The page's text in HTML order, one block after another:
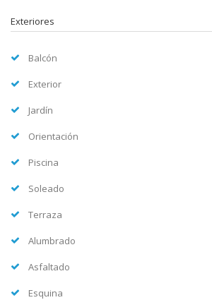
Exteriores
Balcón
Exterior
Jardín
Orientación
Piscina
Soleado
Terraza
Alumbrado
Asfaltado
Esquina